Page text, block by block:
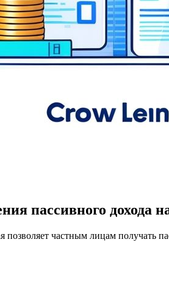
пассивного дохода
частным лицам получать